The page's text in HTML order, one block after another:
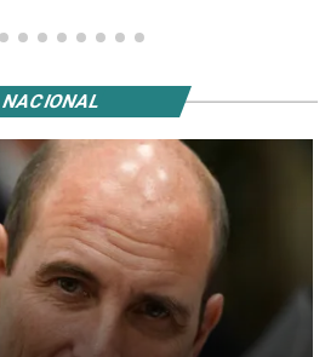
NACIONAL